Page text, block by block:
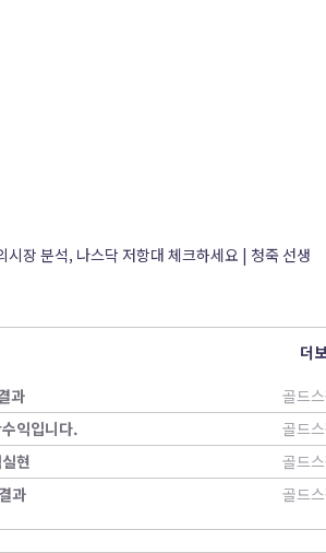
시장 분석, 나스닥 저항대 체크하세요 | 청죽 선생
과
골드
익입니다.
골드
현
골드
과
골드
더